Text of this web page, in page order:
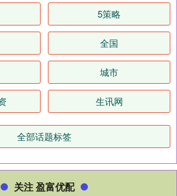
5策略
全国
城市
生讯网
全部话题标签
关注 盈富优配